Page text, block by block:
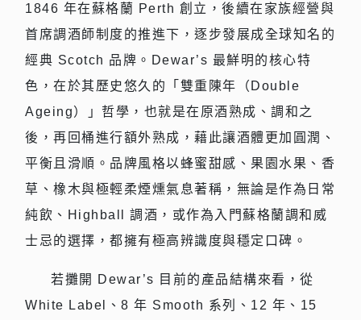
1846 年在蘇格蘭 Perth 創立，後續在家族經營與
首席調酒師制度的推進下，逐步發展成全球知名的
經典 Scotch 品牌。Dewar’s 最鮮明的核心特
色，在於其歷史悠久的「雙重陳年（Double
Ageing）」哲學，也就是在原酒熟成、調和之
後，再回桶進行額外熟成，藉此讓酒體更加圓潤、
平衡且滑順。品牌風格以蜂蜜甜感、果園水果、香
草、橡木與極輕柔煙燻氣息著稱，無論是作為日常
純飲、Highball 調酒，或作為入門蘇格蘭調和威
士忌的選擇，都擁有極高辨識度與穩定口碑。
若攤開 Dewar’s 目前的產品結構來看，從
White Label、8 年 Smooth 系列、12 年、15